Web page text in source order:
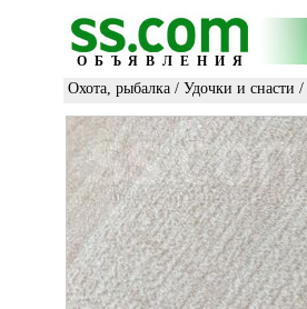
ОБЪЯВЛЕНИЯ
Охота, рыбалка / Удочки и снасти /